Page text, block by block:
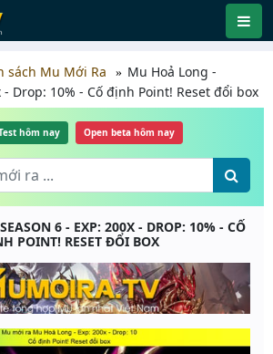
sách Mu Mới Ra
Mu Hoả Long -
- Drop: 10% - Cố định Point! Reset đổi box
hôm nay Open beta hôm nay
6 - EXP: 200X - DROP: 10% - CỐ
POINT! RESET ĐỔI BOX